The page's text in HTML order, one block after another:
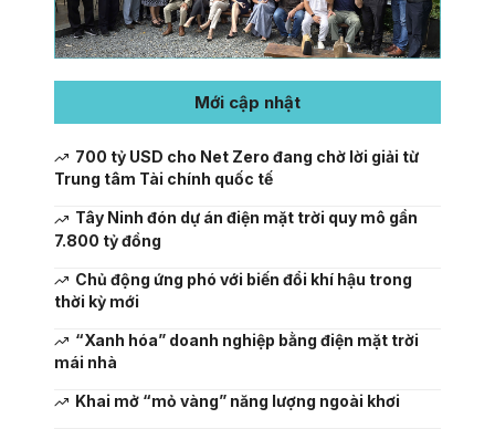
Mới cập nhật
700 tỷ USD cho Net Zero đang chờ lời giải từ
Trung tâm Tài chính quốc tế
Tây Ninh đón dự án điện mặt trời quy mô gần
7.800 tỷ đồng
Chủ động ứng phó với biến đổi khí hậu trong
thời kỳ mới
“Xanh hóa” doanh nghiệp bằng điện mặt trời
mái nhà
Khai mở “mỏ vàng” năng lượng ngoài khơi